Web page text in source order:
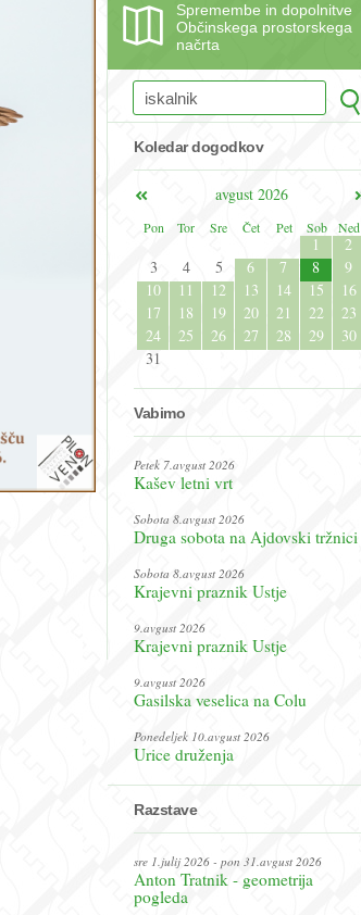
Spremembe in dopolnitve
Občinskega prostorskega
načrta
Koledar dogodkov
avgust 2026
Pon
Tor Sre Čet Pet Sob Ned
1
2
3
4 5 6 7 8
9
10
11 12 13 14 15
16
17
18 19 20 21 22
23
24
25 26 27 28 29
30
31
Vabimo
Petek 7.avgust 2026
Kašev letni vrt
Sobota 8.avgust 2026
Druga sobota na Ajdovski tržnici
Sobota 8.avgust 2026
Krajevni praznik Ustje
9.avgust 2026
Krajevni praznik Ustje
9.avgust 2026
Gasilska veselica na Colu
Ponedeljek 10.avgust 2026
Urice druženja
Razstave
sre 1.julij 2026 - pon 31.avgust 2026
Anton Tratnik - geometrija
pogleda